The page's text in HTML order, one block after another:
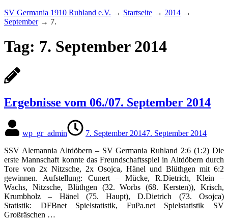
SV Germania 1910 Ruhland e.V. → Startseite → 2014 →
September→ 7.
Tag: 7. September 2014
Ergebnisse vom 06./07. September 2014
wp_gr_admin 7. September 20147. September 2014
SSV Alemannia Altdöbern – SV Germania Ruhland 2:6 (1:2) Die
erste Mannschaft konnte das Freundschaftsspiel in Altdöbern durch
Tore von 2x Nitzsche, 2x Osojca, Hänel und Blüthgen mit 6:2
gewinnen. Aufstellung: Cunert – Mücke, R.Dietrich, Klein –
Wachs, Nitzsche, Blüthgen (32. Worbs (68. Kersten)), Krisch,
Krumbholz – Hänel (75. Haupt), D.Dietrich (73. Osojca)
Statistik: DFBnet Spielstatistik, FuPa.net Spielstatistik SV
Großräschen …